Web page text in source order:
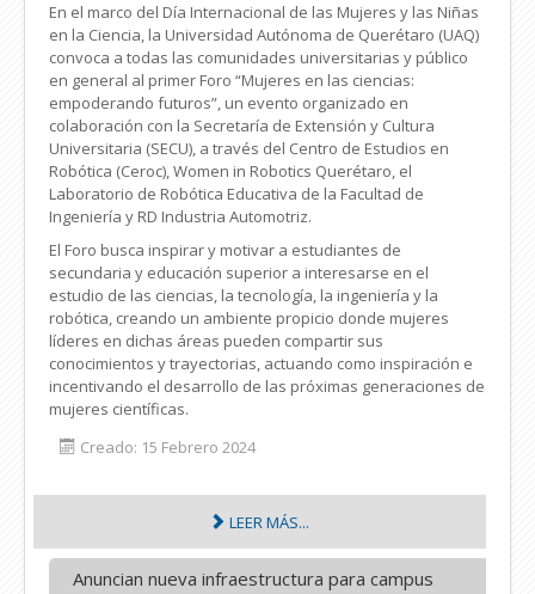
En el marco del Día Internacional de las Mujeres y las Niñas
en la Ciencia, la Universidad Autónoma de Querétaro (UAQ)
convoca a todas las comunidades universitarias y público
en general al primer Foro “Mujeres en las ciencias:
empoderando futuros”, un evento organizado en
colaboración con la Secretaría de Extensión y Cultura
Universitaria (SECU), a través del Centro de Estudios en
Robótica (Ceroc), Women in Robotics Querétaro, el
Laboratorio de Robótica Educativa de la Facultad de
Ingeniería y RD Industria Automotriz.
El Foro busca inspirar y motivar a estudiantes de
secundaria y educación superior a interesarse en el
estudio de las ciencias, la tecnología, la ingeniería y la
robótica, creando un ambiente propicio donde mujeres
líderes en dichas áreas pueden compartir sus
conocimientos y trayectorias, actuando como inspiración e
incentivando el desarrollo de las próximas generaciones de
mujeres científicas.
Creado: 15 Febrero 2024
LEER MÁS...
Anuncian nueva infraestructura para campus